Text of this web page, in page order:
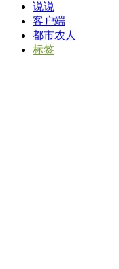
说说
客户端
都市农人
标签